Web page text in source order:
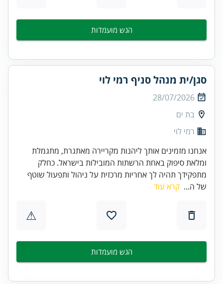
הגש מועמדות
סגן/ית מנהל סניף רמי לוי
28/07/2026
בת ים
רמי לוי
אנחנו מזמינים אותך ליהנות מקריירה מאתגרת, מתגמלת
ומלאת סיפוק באחת הרשתות המובילות בישראל. כחלק
מתפקידך תהיה לך אחריות מרכזית על ניהול ותפעול שוטף
של ה... קרא עוד
⚠
הגש מועמדות